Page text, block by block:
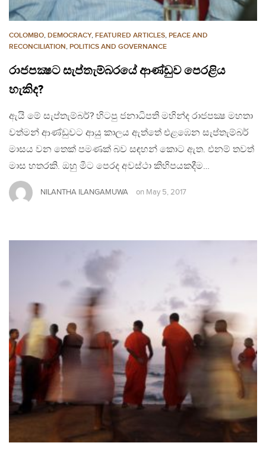
COLOMBO, DEMOCRACY, FEATURED ARTICLES, PEACE AND
RECONCILIATION, POLITICS AND GOVERNANCE
රාජපක්‍ෂට සැප්තැම්බරයේ ආණ්ඩුව පෙරළිය
හැකිද?
ඇයි මේ සැප්තැම්බර්? හිටපු ජනාධිපති මහින්ද රාජපක්‍ෂ මහතා
වත්මන් ආණ්ඩුවට ආයු කාලය ඇත්තේ එළඹෙන සැප්තැම්බර්
මාසය වන තෙක් පමණක් බව සඳහන් කොට ඇත. එනම් තවත්
මාස හතරකි. ඔහු මීට පෙරද අවස්ථා කිහිපයකදීම…
NILANTHA ILANGAMUWA on May 5, 2017